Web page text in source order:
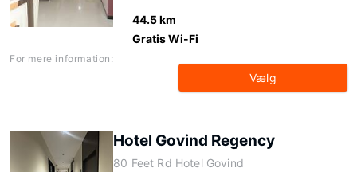
44.5 km
Gratis Wi-Fi
For mere information:
Vælg
Hotel Govind Regency
80 Feet Rd Hotel Govind